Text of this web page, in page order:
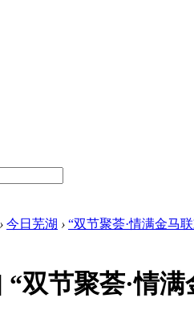
› 今日芜湖 › “双节聚荟·情满金马
“双节聚荟·情